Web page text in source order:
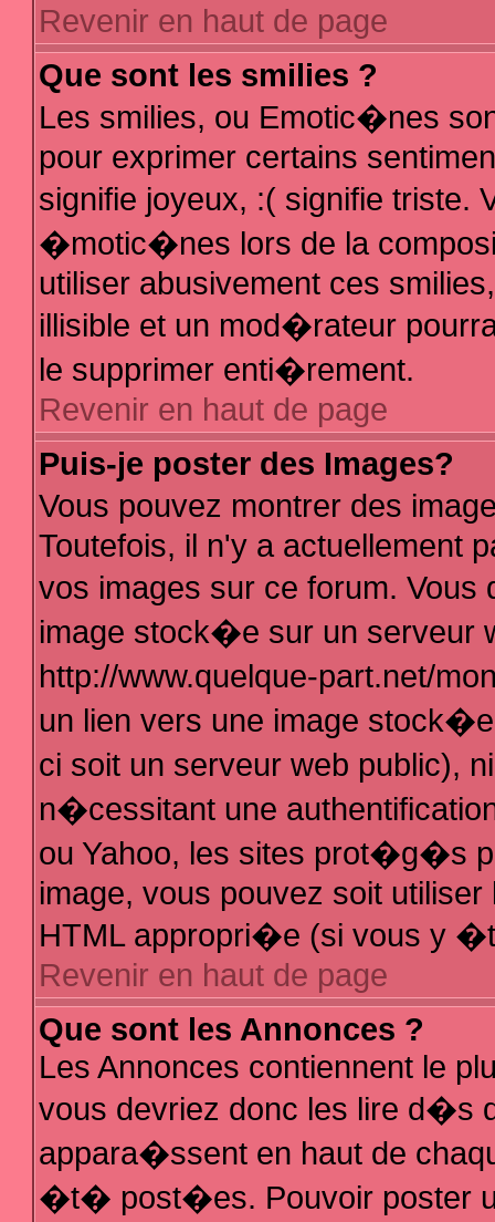
Revenir en haut de page
Que sont les smilies ?
Les smilies, ou Emotic�nes
pour exprimer certains
signifie joyeux, :( signifie triste.
�motic�nes lors de la
utiliser abusivement ces
illisible et un mod�rateur
le supprimer enti�rement.
Revenir en haut de page
Puis-je poster des Images?
Vous pouvez montrer des
Toutefois, il n'y a actuellement
vos images sur ce forum.
image stock�e sur un serveur
http://www.quelque-part.net/
un lien vers une image
ci soit un serveur web public),
n�cessitant une
ou Yahoo, les sites prot�g�s
image, vous pouvez soit
HTML appropri�e (si vous y
Revenir en haut de page
Que sont les Annonces ?
Les Annonces contiennent le
vous devriez donc les lire d�s
appara�ssent en haut de
�t� post�es. Pouvoir poster